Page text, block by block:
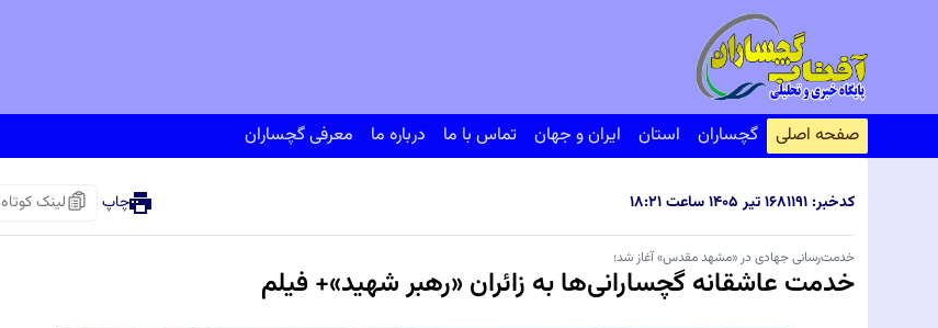
صفحه اصلی گچساران استان ایران و جهان تماس با ما درباره ما معرفی گچساران
کدخبر: ۸۱۱۹۱ ۱۶ تیر ۱۴۰۵ ساعت ۱۸:۲۱ چاپ لینک کوتاه
خدمت‌رسانی جهادی در «مشهد مقدس» آغاز شد؛
خدمت عاشقانه گچسارانی‌ها به زائران «رهبر شهید»+ فیلم